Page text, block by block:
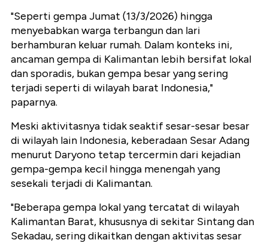
"Seperti gempa Jumat (13/3/2026) hingga
menyebabkan warga terbangun dan lari
berhamburan keluar rumah. Dalam konteks ini,
ancaman gempa di Kalimantan lebih bersifat lokal
dan sporadis, bukan gempa besar yang sering
terjadi seperti di wilayah barat Indonesia,"
paparnya.
Meski aktivitasnya tidak seaktif sesar-sesar besar
di wilayah lain Indonesia, keberadaan Sesar Adang
menurut Daryono tetap tercermin dari kejadian
gempa-gempa kecil hingga menengah yang
sesekali terjadi di Kalimantan.
"Beberapa gempa lokal yang tercatat di wilayah
Kalimantan Barat, khususnya di sekitar Sintang dan
Sekadau, sering dikaitkan dengan aktivitas sesar